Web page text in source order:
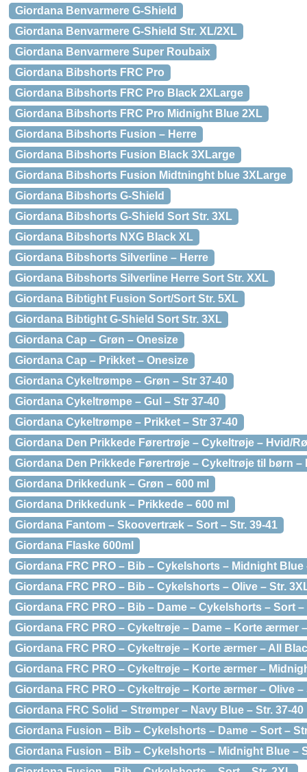
Giordana Benvarmere G-Shield
Giordana Benvarmere G-Shield Str. XL/2XL
Giordana Benvarmere Super Roubaix
Giordana Bibshorts FRC Pro
Giordana Bibshorts FRC Pro Black 2XLarge
Giordana Bibshorts FRC Pro Midnight Blue 2XL
Giordana Bibshorts Fusion – Herre
Giordana Bibshorts Fusion Black 3XLarge
Giordana Bibshorts Fusion Midtninght blue 3XLarge
Giordana Bibshorts G-Shield
Giordana Bibshorts G-Shield Sort Str. 3XL
Giordana Bibshorts NXG Black XL
Giordana Bibshorts Silverline – Herre
Giordana Bibshorts Silverline Herre Sort Str. XXL
Giordana Bibtight Fusion Sort/Sort Str. 5XL
Giordana Bibtight G-Shield Sort Str. 3XL
Giordana Cap – Grøn – Onesize
Giordana Cap – Prikket – Onesize
Giordana Cykeltrømpe – Grøn – Str 37-40
Giordana Cykeltrømpe – Gul – Str 37-40
Giordana Cykeltrømpe – Prikket – Str 37-40
Giordana Den Prikkede Førertrøje – Cykeltrøje – Hvid/
Giordana Den Prikkede Førertrøje – Cykeltrøje til børn –
Giordana Drikkedunk – Grøn – 600 ml
Giordana Drikkedunk – Prikkede – 600 ml
Giordana Fantom – Skoovertræk – Sort – Str. 39-41
Giordana Flaske 600ml
Giordana FRC PRO – Bib – Cykelshorts – Midnight Blue
Giordana FRC PRO – Bib – Cykelshorts – Olive – Str.
Giordana FRC PRO – Bib – Dame – Cykelshorts – Sort –
Giordana FRC PRO – Cykeltrøje – Dame – Korte ærmer
Giordana FRC PRO – Cykeltrøje – Korte ærmer – All
Giordana FRC PRO – Cykeltrøje – Korte ærmer –
Giordana FRC PRO – Cykeltrøje – Korte ærmer – Olive –
Giordana FRC Solid – Strømper – Navy Blue – Str. 37-40
Giordana Fusion – Bib – Cykelshorts – Dame – Sort –
Giordana Fusion – Bib – Cykelshorts – Midnight Blue –